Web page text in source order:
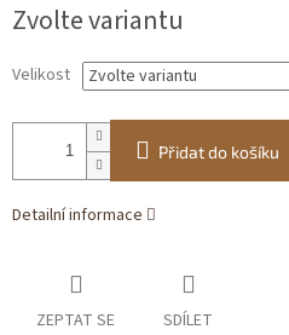
cena:
Zvolte variantu
Velikost
Přidat do košíku
Detailní informace
ZEPTAT SE SDÍLET